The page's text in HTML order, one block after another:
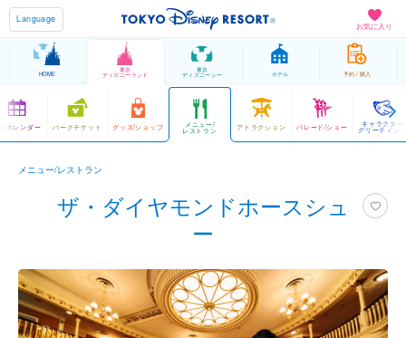
お気に入り
Language
HOME
東京
ディズニーランド
東京
ディズニーシー ホテル 予約 / 購入
カレンダー パークチケット グッズ/ショップ メニュー/
レストラン アトラクション パレード/ショー キャラクター
グリーティング
メニュー/レストラン
ザ・ダイヤモンドホースシュ
ー